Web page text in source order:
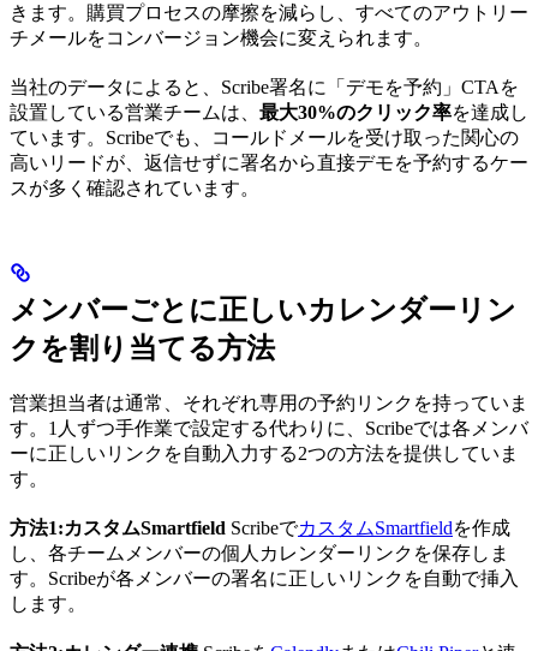
きます。購買プロセスの摩擦を減らし、すべてのアウトリー
チメールをコンバージョン機会に変えられます。
当社のデータによると、Scribe署名に「デモを予約」CTAを
設置している営業チームは、 最大30%のクリック率を達成し
ています。Scribeでも、コールドメールを受け取った関心の
高いリードが、返信せずに署名から直接デモを予約するケー
スが多く確認されています。
メンバーごとに正しいカレンダーリン
クを割り当てる方法
営業担当者は通常、それぞれ専用の予約リンクを持っていま
す。1人ずつ手作業で設定する代わりに、Scribeでは各メンバ
ーに正しいリンクを自動入力する2つの方法を提供していま
す。
方法1:カスタムSmartfield ScribeでカスタムSmartfieldを作成
し、各チームメンバーの個人カレンダーリンクを保存しま
す。Scribeが各メンバーの署名に正しいリンクを自動で挿入
します。